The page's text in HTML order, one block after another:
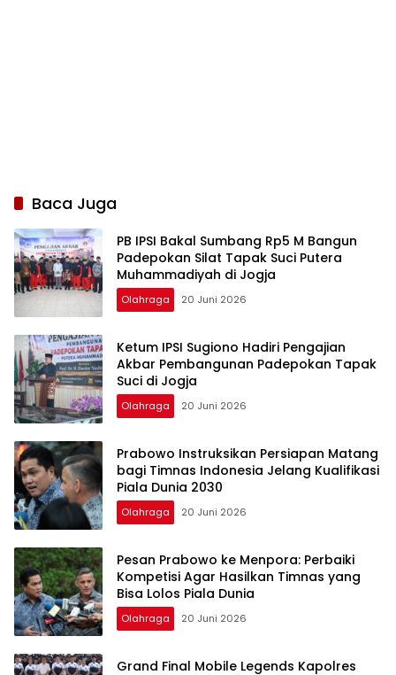
Baca Juga
PB IPSI Bakal Sumbang Rp5 M Bangun
Padepokan Silat Tapak Suci Putera
Muhammadiyah di Jogja
Olahraga 20 Juni 2026
Ketum IPSI Sugiono Hadiri Pengajian
Akbar Pembangunan Padepokan Tapak
Suci di Jogja
Olahraga 20 Juni 2026
Prabowo Instruksikan Persiapan Matang
bagi Timnas Indonesia Jelang Kualifikasi
Piala Dunia 2030
Olahraga 20 Juni 2026
Pesan Prabowo ke Menpora: Perbaiki
Kompetisi Agar Hasilkan Timnas yang
Bisa Lolos Piala Dunia
Olahraga 20 Juni 2026
Grand Final Mobile Legends Kapolres